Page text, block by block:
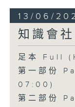
13/06/
知識會社
足本 Full
第一部份
07:00)
第二部份